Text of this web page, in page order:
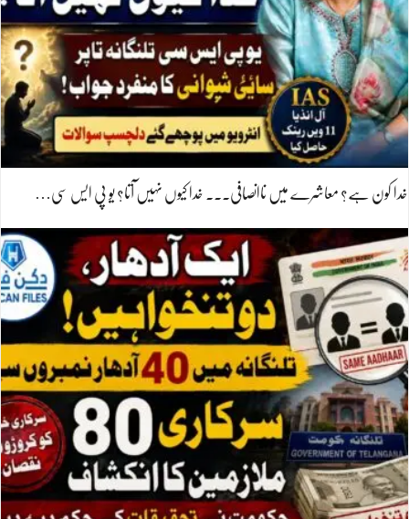
خدا کون ہے؟ معاشرے میں ناانصافی۔۔۔ خدا کیوں نہیں آتا؟ یو پی ایس سی…